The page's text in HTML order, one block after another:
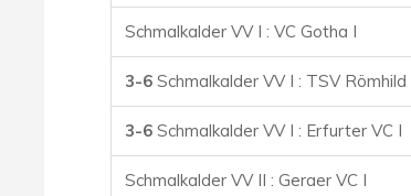
Schmalkalder VV I : VC Gotha I
3-6 Schmalkalder VV I : TSV Römhild
3-6 Schmalkalder VV I : Erfurter VC I
Schmalkalder VV II : Geraer VC I